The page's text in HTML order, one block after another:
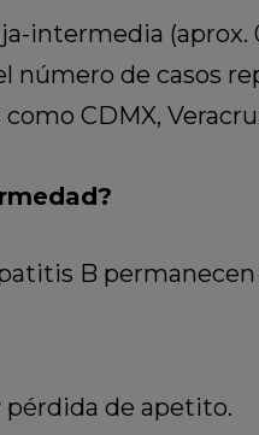
intermedia (aprox.
de casos
CDMX,
B
pérdida de apetito.